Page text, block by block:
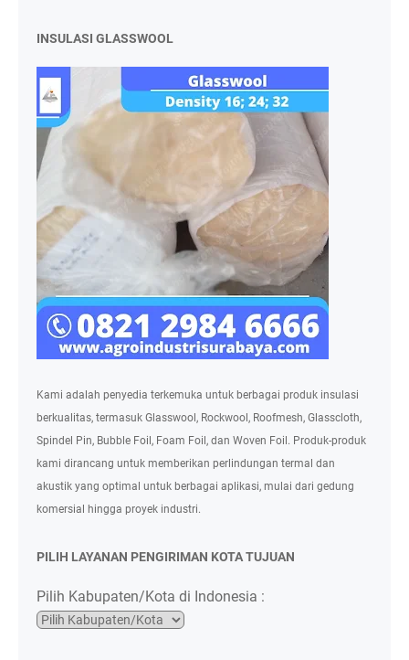
INSULASI GLASSWOOL
Kami adalah penyedia terkemuka untuk berbagai produk insulasi
berkualitas, termasuk Glasswool, Rockwool, Roofmesh, Glasscloth,
Spindel Pin, Bubble Foil, Foam Foil, dan Woven Foil. Produk-produk
kami dirancang untuk memberikan perlindungan termal dan
akustik yang optimal untuk berbagai aplikasi, mulai dari gedung
komersial hingga proyek industri.
PILIH LAYANAN PENGIRIMAN KOTA TUJUAN
Pilih Kabupaten/Kota di Indonesia :